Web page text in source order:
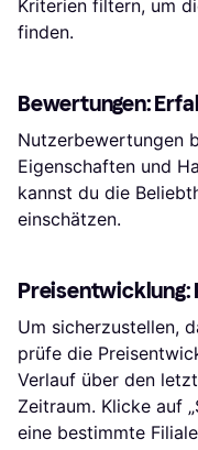
Kriterien filtern, um
finden.
Bewertungen:
Nutzerbewertungen
Eigenschaften und
kannst du die
einschätzen.
Preisentwicklung:
Um sicherzustellen,
prüfe die
Verlauf über den
Zeitraum. Klicke auf
eine bestimmte